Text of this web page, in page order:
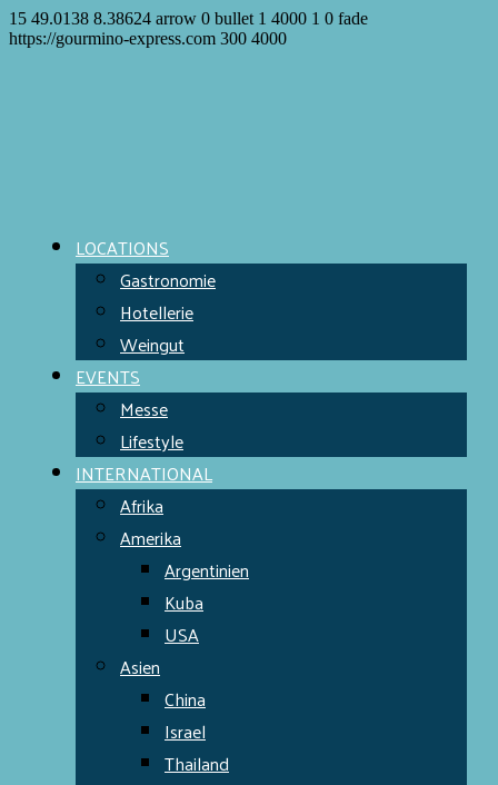
15 49.0138 8.38624 arrow 0 bullet 1 4000 1 0 fade
https://gourmino-express.com 300 4000
LOCATIONS
Gastronomie
Hotellerie
Weingut
EVENTS
Messe
Lifestyle
INTERNATIONAL
Afrika
Amerika
Argentinien
Kuba
USA
Asien
China
Israel
Thailand